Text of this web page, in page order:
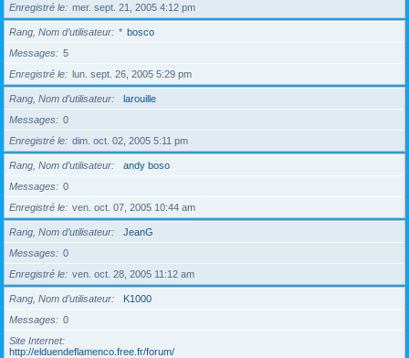
Enregistré le
mer. sept. 21, 2005 4:12 pm
Rang, Nom d’utilisateur * bosco
Messages
5
Enregistré le
lun. sept. 26, 2005 5:29 pm
Rang, Nom d’utilisateur
larouille
Messages
0
Enregistré le
dim. oct. 02, 2005 5:11 pm
Rang, Nom d’utilisateur
andy boso
Messages
0
Enregistré le
ven. oct. 07, 2005 10:44 am
Rang, Nom d’utilisateur
JeanG
Messages
0
Enregistré le
ven. oct. 28, 2005 11:12 am
Rang, Nom d’utilisateur
K1000
Messages
0
Site Internet
http://elduendeflamenco.free.fr/forum/